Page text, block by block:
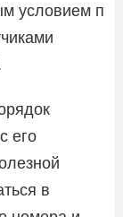
условием п
его
в